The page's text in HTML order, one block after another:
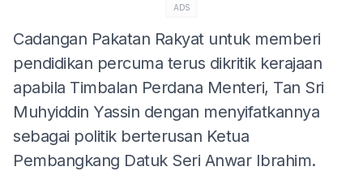
ADS
Cadangan Pakatan Rakyat untuk memberi
pendidikan percuma terus dikritik kerajaan
apabila Timbalan Perdana Menteri, Tan Sri
Muhyiddin Yassin dengan menyifatkannya
sebagai politik berterusan Ketua
Pembangkang Datuk Seri Anwar Ibrahim.